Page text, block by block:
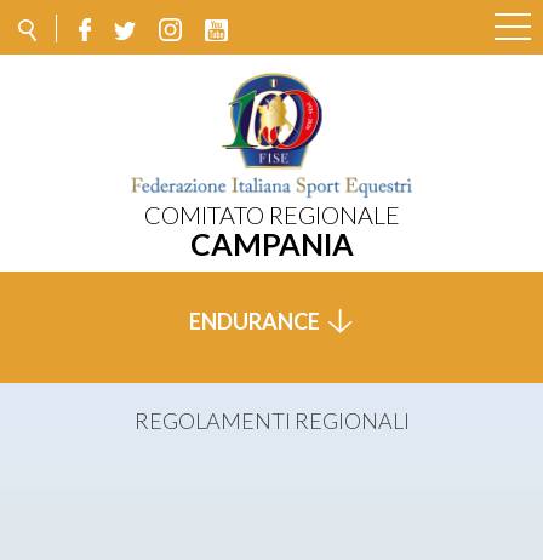
COMITATO REGIONALE
CAMPANIA
ENDURANCE
REGOLAMENTI REGIONALI